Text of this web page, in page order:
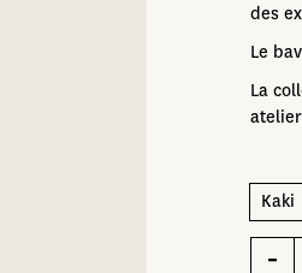
des
Le
La
Kaki
de